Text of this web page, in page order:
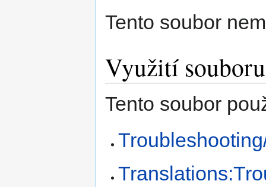
Tento soubor
Využití souboru
Tento soubor